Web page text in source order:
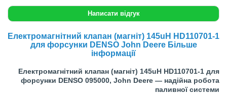
Написати відгук
Електромагнітний клапан (магніт) 145uH HD110701-1
для форсунки DENSO John Deere Більше
інформації
Електромагнітний клапан (магніт) 145uH HD110701-1 для
форсунки DENSO 095000, John Deere — надійна робота
паливної системи